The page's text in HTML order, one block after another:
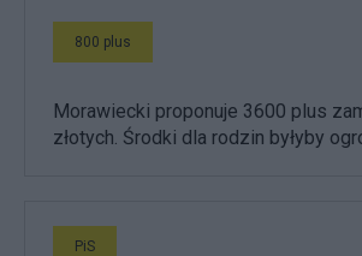
800 plus
Morawiecki proponuje 3600 plus
złotych. Środki dla rodzin byłyby
PiS